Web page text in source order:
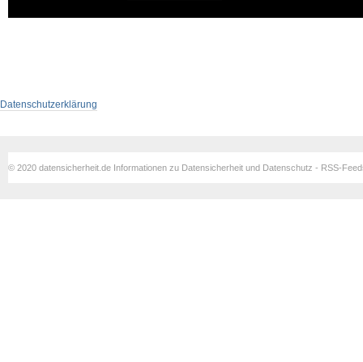
Datenschutzerklärung
© 2020 datensicherheit.de Informationen zu Datensicherheit und Datenschutz - RSS-